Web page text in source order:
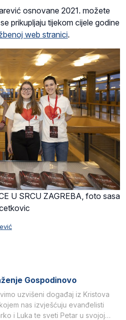
osnovane 2021. možete
prikupljaju tijekom cijele godine
web stranici.
U SRCU ZAGREBA, foto sasa
Gospodinovo
uzvišeni događaj iz Kristova
nas izvješćuju evanđelisti
i Luka te sveti Petar u svojoj